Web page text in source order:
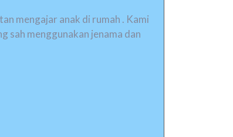
mengajar anak di rumah . Kami
sah menggunakan jenama dan